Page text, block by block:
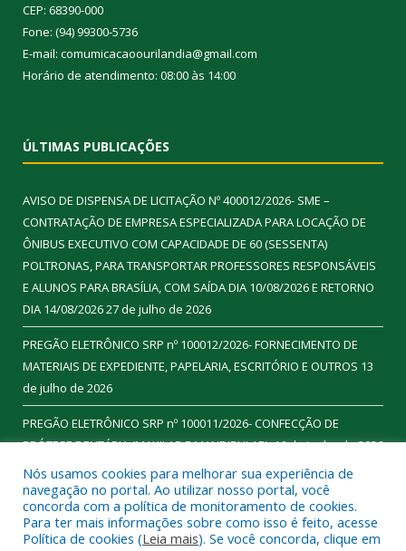
CEP: 68390-000
Fone: (94) 99300-5736
E-mail: comumicacaoourilandia@gmail.com
Horário de atendimento: 08:00 às 14:00
ÚLTIMAS PUBLICAÇÕES
AVISO DE DISPENSA DE LICITAÇÃO Nº 400012/2026- SME –
CONTRATAÇÃO DE EMPRESA ESPECIALIZADA PARA LOCAÇÃO DE
ÔNIBUS EXECUTIVO COM CAPACIDADE DE 60 (SESSENTA)
POLTRONAS, PARA TRANSPORTAR PROFESSORES RESPONSÁVEIS
E ALUNOS PARA BRASÍLIA, COM SAÍDA DIA 10/08/2026 E RETORNO
DIA 14/08/202627 de julho de 2026
PREGÃO ELETRÔNICO SRP nº 100012/2026- FORNECIMENTO DE
MATERIAIS DE EXPEDIENTE, PAPELARIA, ESCRITÓRIO E OUTROS 13
de julho de 2026
PREGÃO ELETRÔNICO SRP nº 100011/2026- CONFECÇÃO DE
PRÓTESE DENTÁRIA (MAXILAR E MANDIBULAR).16 de junho de 2026
Todos os direitos reservados a Prefeitura Municipal de
Ourilândia do Norte.
Nós usamos cookies para melhorar sua experiência de
navegação no portal. Ao utilizar nosso portal, você
concorda com a política de monitoramento de cookies.
Para ter mais informações sobre como isso é feito, acesse
Política de cookies (Leia mais). Se você concorda, clique em